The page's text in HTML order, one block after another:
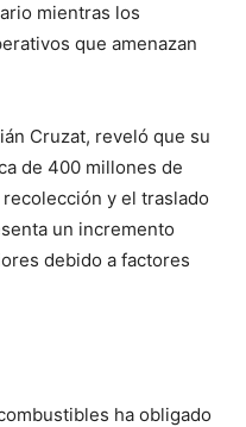
mientras los
que amenazan
Cruzat, reveló que su
de 400 millones de
y el traslado
un incremento
debido a factores
ha obligado